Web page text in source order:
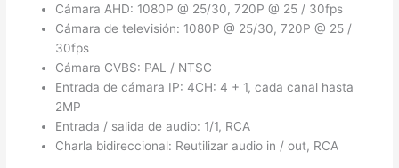
Cámara AHD: 1080P @ 25/30, 720P @ 25 / 30fps
Cámara de televisión: 1080P @ 25/30, 720P @ 25 /
30fps
Cámara CVBS: PAL / NTSC
Entrada de cámara IP: 4CH: 4 + 1, cada canal hasta
2MP
Entrada / salida de audio: 1/1, RCA
Charla bidireccional: Reutilizar audio in / out, RCA